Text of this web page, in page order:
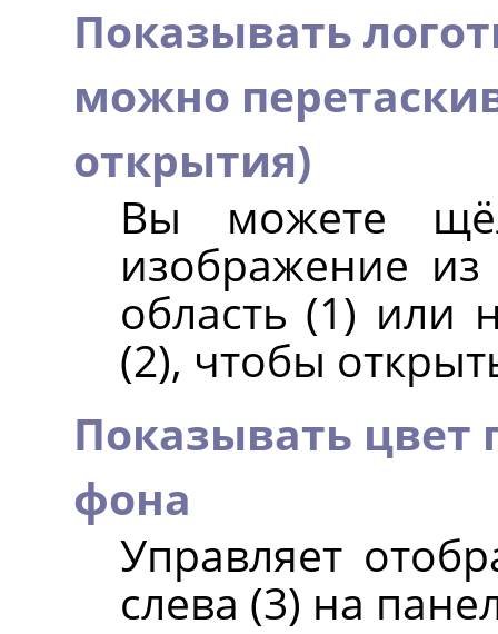
Показывать
можно
открытия)
Вы можете
изображение
область (1) или
(2), чтобы
Показывать цвет
фона
Управляет
слева (3) на